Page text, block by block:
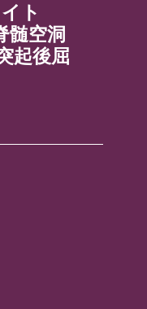
ト
空洞
起後屈